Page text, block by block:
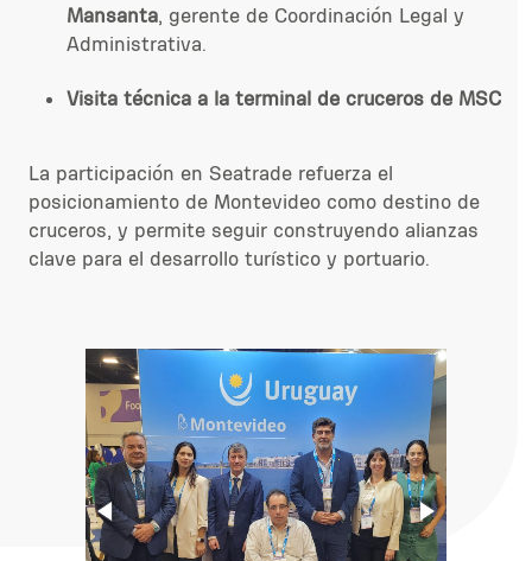
Mansanta, gerente de Coordinación Legal y
Administrativa.
Visita técnica a la terminal de cruceros de MSC
La participación en Seatrade refuerza el
posicionamiento de Montevideo como destino de
cruceros, y permite seguir construyendo alianzas
clave para el desarrollo turístico y portuario.